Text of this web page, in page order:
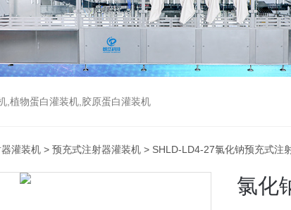
,植物蛋白灌装机,胶原蛋白灌装机
灌装机 > 预充式注射器灌装机 > SHLD-LD4-27氯化钠预充式注
氯化